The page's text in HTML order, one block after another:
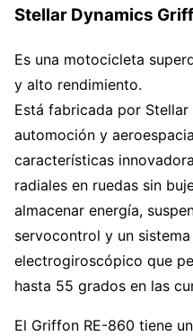
Stellar Dynamics
Es una motocicleta
y alto rendimiento.
Está fabricada por
automoción y
características
radiales en ruedas sin
almacenar energía,
servocontrol y un
electrogiroscópico que
hasta 55 grados en las
El Griffon RE-860 tiene